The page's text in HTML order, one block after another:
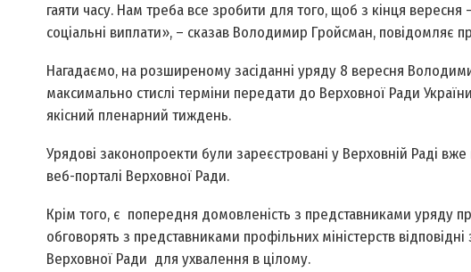
гаяти часу. Нам треба все зробити для того, щоб з кінця
соціальні виплати», – сказав Володимир Гройсман, повідомляє
Нагадаємо, на розширеному засіданні уряду 8 вересня
максимально стислі терміни передати до Верховної Ради
якісний пленарний тиждень.
Урядові законопроекти були зареєстровані у Верховній Раді
веб-порталі Верховної Ради.
Крім того, є попередня домовленість з представниками уряду
обговорять з представниками профільних міністерств
Верховної Ради для ухвалення в цілому.